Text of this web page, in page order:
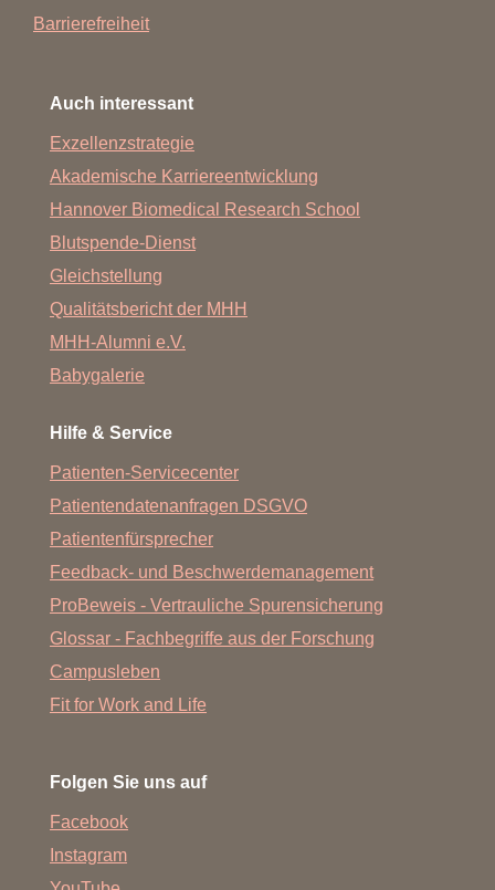
Barrierefreiheit
Auch interessant
Exzellenzstrategie
Akademische Karriereentwicklung
Hannover Biomedical Research School
Blutspende-Dienst
Gleichstellung
Qualitätsbericht der MHH
MHH-Alumni e.V.
Babygalerie
Hilfe & Service
Patienten-Servicecenter
Patientendatenanfragen DSGVO
Patientenfürsprecher
Feedback- und Beschwerdemanagement
ProBeweis - Vertrauliche Spurensicherung
Glossar - Fachbegriffe aus der Forschung
Campusleben
Fit for Work and Life
Folgen Sie uns auf
Facebook
Instagram